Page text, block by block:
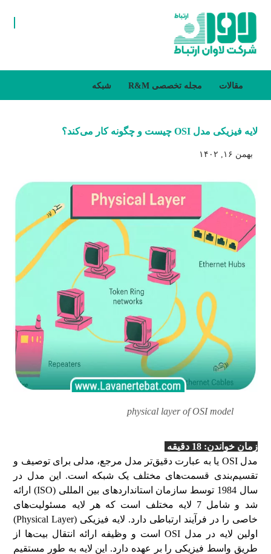
مقالات مجله تخصصی R&M شبکه
لایه فیزیکی مدل OSI چیست و چگونه کار می‌کند؟
بهمن ۱۶, ۱۴۰۲
physical layer of OSI model
زمان خواندن: 18
دقیقه
مدل OSI یا به عبارت دقیق‌تر مدل مرجع، مدلی برای توصیف و
تقسیم‌بندی قسمت‌های مختلف یک شبکه است. این مدل در
سال 1984 توسط سازمان استانداردهای بین المللی (ISO) ارائه
شد و شامل 7 لایه مختلف است که هر لایه مسئولیت‌های
خاصی را در فرآیند ارتباطی دارد. لایه فیزیکی (Physical Layer)
اولین لایه در مدل OSI است و وظیفه ارائه انتقال بیت‌ها از
طریق واسط فیزیکی را بر عهده دارد. این لایه به طور مستقیم